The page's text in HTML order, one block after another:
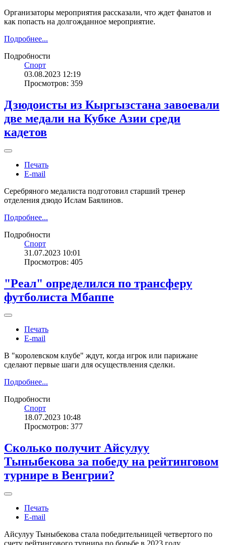
Организаторы мероприятия рассказали, что ждет фанатов и
как попасть на долгожданное мероприятие.
Подробнее...
Подробности
Спорт
03.08.2023 12:19
Просмотров: 359
Дзюдоисты из Кыргызстана завоевали
две медали на Кубке Азии среди
кадетов
Печать
E-mail
Серебряного медалиста подготовил старший тренер
отделения дзюдо Ислам Баялинов.
Подробнее...
Подробности
Спорт
31.07.2023 10:01
Просмотров: 405
"Реал" определился по трансферу
футболиста Мбаппе
Печать
E-mail
В "королевском клубе" ждут, когда игрок или парижане
сделают первые шаги для осуществления сделки.
Подробнее...
Подробности
Спорт
18.07.2023 10:48
Просмотров: 377
Сколько получит Айсулуу
Тыныбекова за победу на рейтинговом
турнире в Венгрии?
Печать
E-mail
Айсулуу Тыныбекова стала победительницей четвертого по